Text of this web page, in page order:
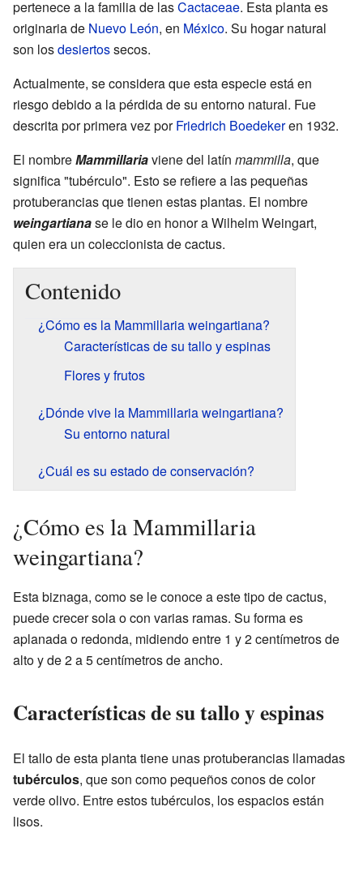
pertenece a la familia de lasCactaceae. Esta planta es
originaria de Nuevo León, en México. Su hogar natural
son losdesiertossecos.
Actualmente, se considera que esta especie está en
riesgo debido a la pérdida de su entorno natural. Fue
descrita por primera vez porFriedrich Boedekeren 1932.
El nombreMammillariaviene del latín mammilla, que
significa "tubérculo". Esto se refiere a las pequeñas
protuberancias que tienen estas plantas. El nombre
weingartianase le dio en honor a Wilhelm Weingart,
quien era un coleccionista de cactus.
Contenido
¿Cómo es la Mammillaria weingartiana?
Características de su tallo y espinas
Flores y frutos
¿Dónde vive la Mammillaria weingartiana?
Su entorno natural
¿Cuál es su estado de conservación?
¿Cómo es la Mammillaria
weingartiana?
Esta biznaga, como se le conoce a este tipo de cactus,
puede crecer sola o con varias ramas. Su forma es
aplanada o redonda, midiendo entre 1 y 2 centímetros de
alto y de 2 a 5 centímetros de ancho.
Características de su tallo y espinas
El tallo de esta planta tiene unas protuberancias llamadas
tubérculos, que son como pequeños conos de color
verde olivo. Entre estos tubérculos, los espacios están
lisos.